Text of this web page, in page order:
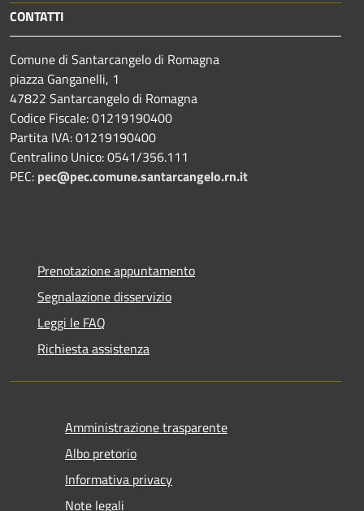
CONTATTI
Comune di Santarcangelo di Romagna
piazza Ganganelli, 1
47822 Santarcangelo di Romagna
Codice Fiscale: 01219190400
Partita IVA: 01219190400
Centralino Unico: 0541/356.111
PEC: pec@pec.comune.santarcangelo.rn.it
Prenotazione appuntamento
Segnalazione disservizio
Leggi le FAQ
Richiesta assistenza
Amministrazione trasparente
Albo pretorio
Informativa privacy
Note legali